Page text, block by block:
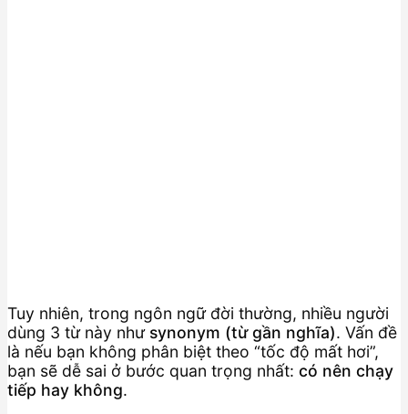
Tuy nhiên, trong ngôn ngữ đời thường, nhiều người
dùng 3 từ này như synonym (từ gần nghĩa). Vấn đề
là nếu bạn không phân biệt theo “tốc độ mất hơi”,
bạn sẽ dễ sai ở bước quan trọng nhất: có nên chạy
tiếp hay không.